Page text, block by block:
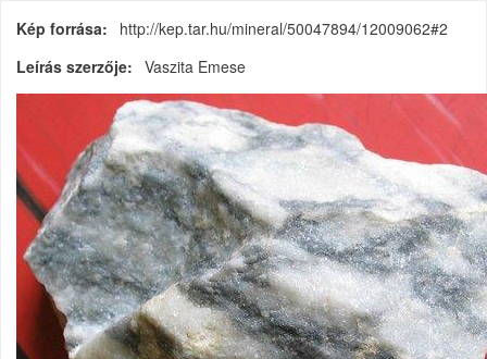
Kép forrása
http://kep.tar.hu/mineral/50047894/12009062#2
Leírás szerzője
Vaszita Emese